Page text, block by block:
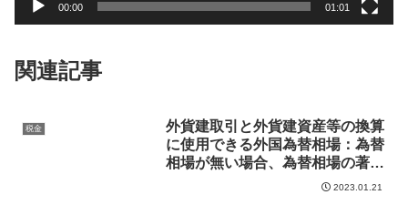
00:00 01:01
関連記事
税金
外貨建取引と外貨建資産等の換算
に使用できる外国為替相場：為替
相場が無い場合、為替相場の著し
2023.01.21